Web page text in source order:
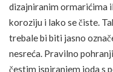
dizajniranim ormarićima
koroziju i lako se čiste.
trebale bi biti jasno
nesreća. Pravilno
čestim ispiranjem joda s